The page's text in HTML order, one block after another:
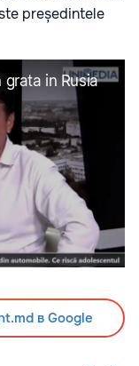
președintele
в Google